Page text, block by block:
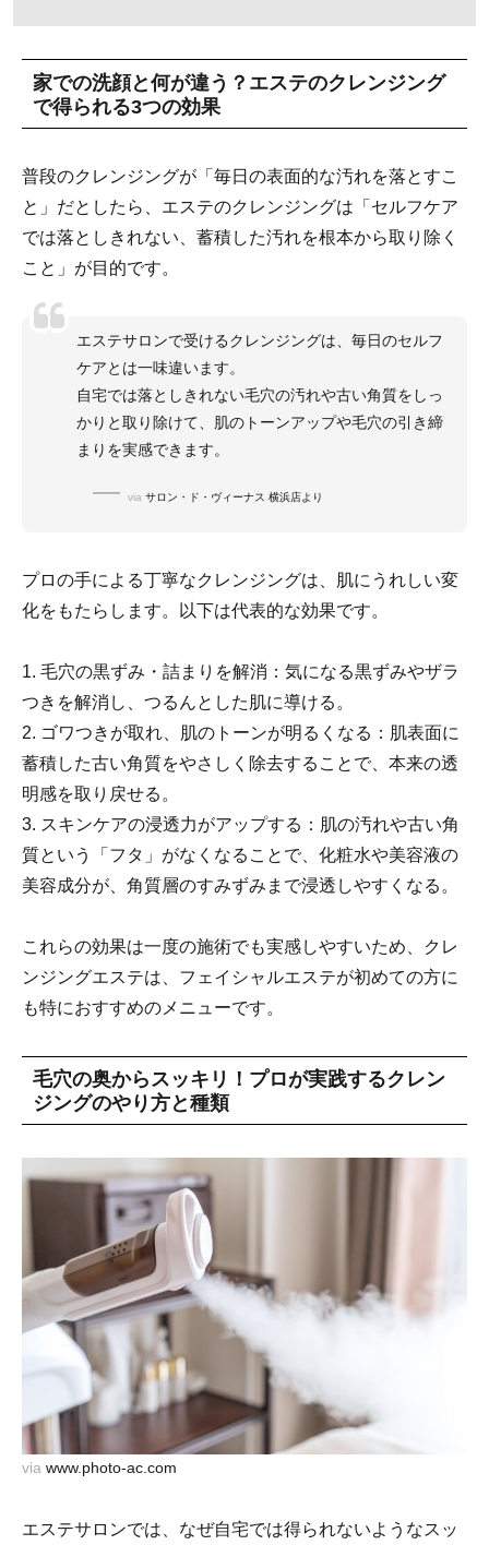
家での洗顔と何が違う？エステのクレンジング
で得られる3つの効果
普段のクレンジングが「毎日の表面的な汚れを落とすこ
と」だとしたら、エステのクレンジングは「セルフケア
では落としきれない、蓄積した汚れを根本から取り除く
こと」が目的です。
エステサロンで受けるクレンジングは、毎日のセルフ
ケアとは一味違います。
自宅では落としきれない毛穴の汚れや古い角質をしっ
かりと取り除けて、肌のトーンアップや毛穴の引き締
まりを実感できます。
via サロン・ド・ヴィーナス 横浜店より
プロの手による丁寧なクレンジングは、肌にうれしい変
化をもたらします。以下は代表的な効果です。
1. 毛穴の黒ずみ・詰まりを解消：気になる黒ずみやザラ
つきを解消し、つるんとした肌に導ける。
2. ゴワつきが取れ、肌のトーンが明るくなる：肌表面に
蓄積した古い角質をやさしく除去することで、本来の透
明感を取り戻せる。
3. スキンケアの浸透力がアップする：肌の汚れや古い角
質という「フタ」がなくなることで、化粧水や美容液の
美容成分が、角質層のすみずみまで浸透しやすくなる。
これらの効果は一度の施術でも実感しやすいため、クレ
ンジングエステは、フェイシャルエステが初めての方に
も特におすすめのメニューです。
毛穴の奥からスッキリ！プロが実践するクレン
ジングのやり方と種類
via www.photo-ac.com
エステサロンでは、なぜ自宅では得られないようなスッ